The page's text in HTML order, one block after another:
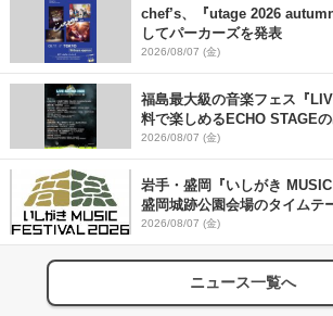
chef’s、『utage 2026
してパーカーズを発表
2026/08/07 (金)
福島最大級の音楽フェス『
料で楽しめるECHO STAGE
発表
2026/08/07 (金)
岩手・盛岡『いしがき MUSIC
盛岡城跡公園会場のタイムテ
2026/08/07 (金)
ニュース一覧へ